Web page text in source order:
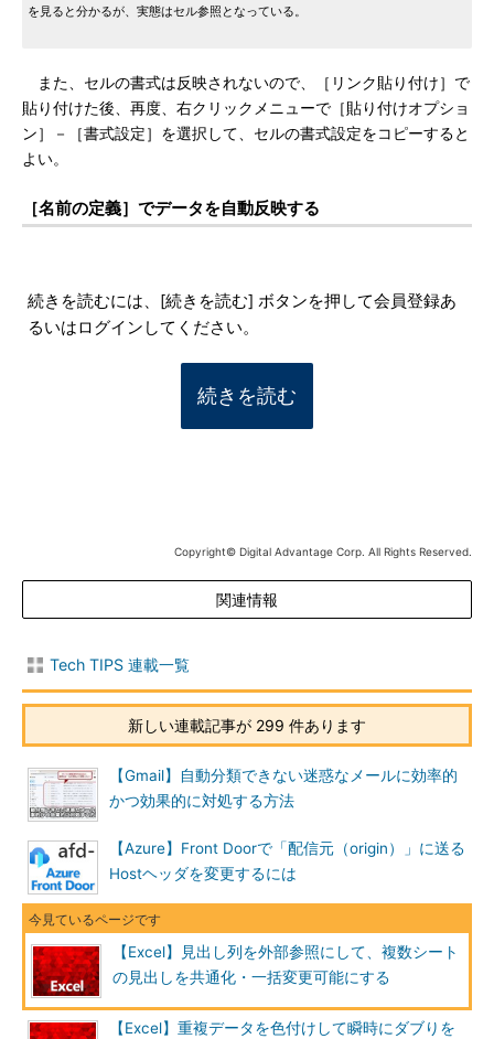
を見ると分かるが、実態はセル参照となっている。
また、セルの書式は反映されないので、［リンク貼り付け］で
貼り付けた後、再度、右クリックメニューで［貼り付けオプショ
ン］－［書式設定］を選択して、セルの書式設定をコピーすると
よい。
［名前の定義］でデータを自動反映する
続きを読むには、[続きを読む] ボタンを押して会員登録あ
るいはログインしてください。
続きを読む
Copyright© Digital Advantage Corp. All Rights Reserved.
関連情報
Tech TIPS 連載一覧
新しい連載記事が 299 件あります
【Gmail】自動分類できない迷惑なメールに効率的
かつ効果的に対処する方法
【Azure】Front Doorで「配信元（origin）」に送る
Hostヘッダを変更するには
【Excel】見出し列を外部参照にして、複数シート
の見出しを共通化・一括変更可能にする
【Excel】重複データを色付けして瞬時にダブりを